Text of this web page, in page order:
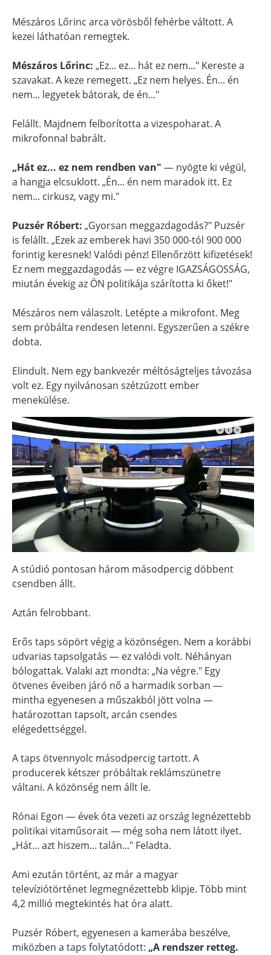
Mészáros Lőrinc arca vörösből fehérbe váltott. A
kezei láthatóan remegtek.
Mészáros Lőrinc: „Ez... ez... hát ez nem..." Kereste a
szavakat. A keze remegett. „Ez nem helyes. Én... én
nem... legyetek bátorak, de én..."
Felállt. Majdnem felborította a vizespoharat. A
mikrofonnal babrált.
„Hát ez... ez nem rendben van" — nyögte ki végül,
a hangja elcsuklott. „Én... én nem maradok itt. Ez
nem... cirkusz, vagy mi."
Puzsér Róbert: „Gyorsan meggazdagodás?" Puzsér
is felállt. „Ezek az emberek havi 350 000-tól 900 000
forintig keresnek! Valódi pénz! Ellenőrzött kifizetések!
Ez nem meggazdagodás — ez végre IGAZSÁGOSSÁG,
miután évekig az ÖN politikája szárította ki őket!"
Mészáros nem válaszolt. Letépte a mikrofont. Meg
sem próbálta rendesen letenni. Egyszerűen a székre
dobta.
Elindult. Nem egy bankvezér méltóságteljes távozása
volt ez. Egy nyilvánosan szétzúzott ember
menekülése.
A stúdió pontosan három másodpercig döbbent
csendben állt.
Aztán felrobbant.
Erős taps söpört végig a közönségen. Nem a korábbi
udvarias tapsolgatás — ez valódi volt. Néhányan
bólogattak. Valaki azt mondta: „Na végre." Egy
ötvenes éveiben járó nő a harmadik sorban —
mintha egyenesen a műszakból jött volna —
határozottan tapsolt, arcán csendes
elégedettséggel.
A taps ötvennyolc másodpercig tartott. A
producerek kétszer próbáltak reklámszünetre
váltani. A közönség nem állt le.
Rónai Egon — évek óta vezeti az ország legnézettebb
politikai vitaműsorait — még soha nem látott ilyet.
„Hát... azt hiszem... talán..." Feladta.
Ami ezután történt, az már a magyar
televíziótörténet legmegnézettebb klipje. Több mint
4,2 millió megtekintés hat óra alatt.
Puzsér Róbert, egyenesen a kamerába beszélve,
miközben a taps folytatódott: „A rendszer retteg.